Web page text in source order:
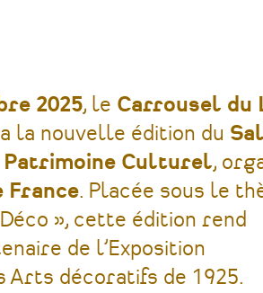
2025, le Carrousel du
la nouvelle édition du
Culturel,
France. Placée sous le
», cette édition rend
de l’Exposition
Arts décoratifs de 1925.